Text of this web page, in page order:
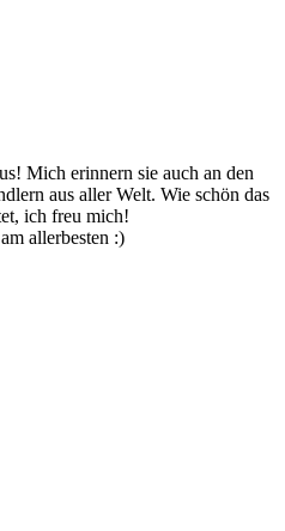
Mich erinnern sie auch an den
aus aller Welt. Wie schön das
ich freu mich!
allerbesten :)